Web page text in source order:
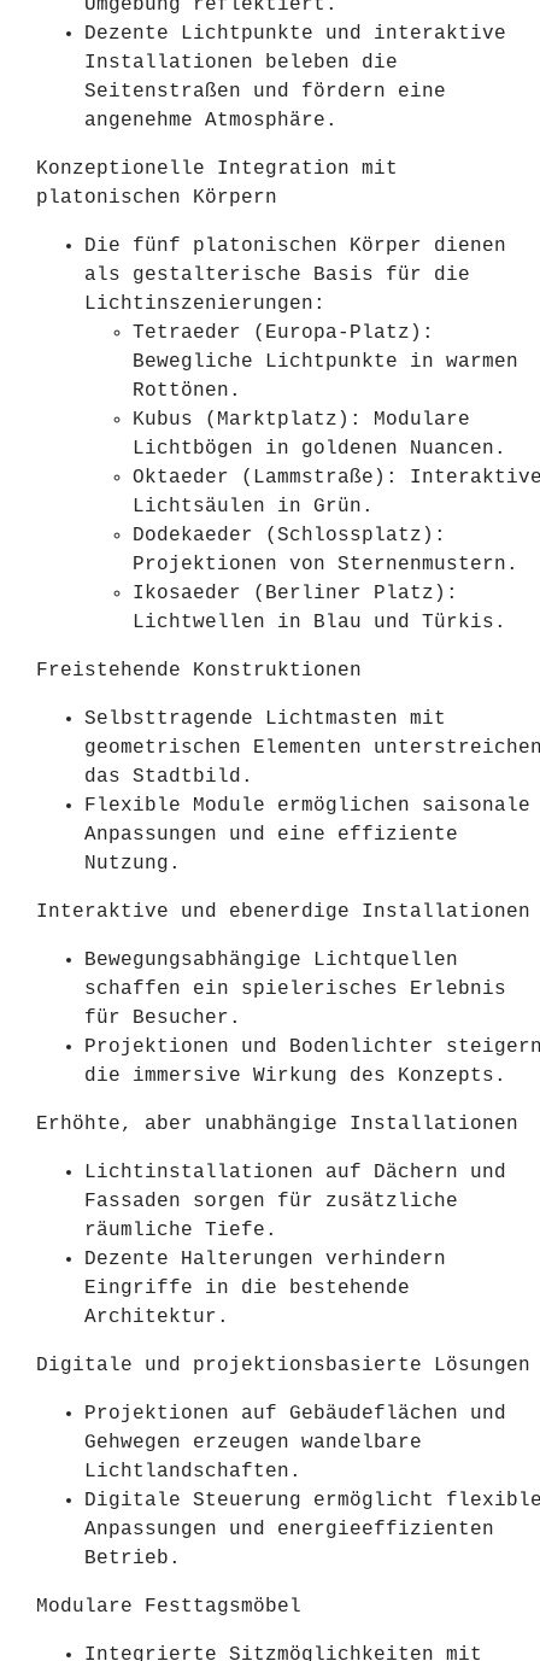
Umgebung reflektiert.
Dezente Lichtpunkte und interaktive
Installationen beleben die
Seitenstraßen und fördern eine
angenehme Atmosphäre.
Konzeptionelle Integration mit
platonischen Körpern
Die fünf platonischen Körper dienen
als gestalterische Basis für die
Lichtinszenierungen:
Tetraeder (Europa-Platz):
Bewegliche Lichtpunkte in warmen
Rottönen.
Kubus (Marktplatz):
Modulare
Lichtbögen in goldenen Nuancen.
Oktaeder (Lammstraße):
Lichtsäulen in Grün.
Dodekaeder (Schlossplatz):
Projektionen von Sternenmustern.
Ikosaeder (Berliner Platz):
Lichtwellen in Blau und Türkis.
Freistehende Konstruktionen
Selbsttragende Lichtmasten mit
geometrischen Elementen
das Stadtbild.
Flexible Module ermöglichen saisonale
Anpassungen und eine effiziente
Nutzung.
Interaktive und ebenerdige Installationen
Bewegungsabhängige Lichtquellen
schaffen ein spielerisches Erlebnis
für Besucher.
Projektionen und Bodenlichter
die immersive Wirkung des Konzepts.
Erhöhte, aber unabhängige Installationen
Lichtinstallationen auf Dächern und
Fassaden sorgen für zusätzliche
räumliche Tiefe.
Dezente Halterungen verhindern
Eingriffe in die bestehende
Architektur.
Digitale und projektionsbasierte Lösungen
Projektionen auf Gebäudeflächen und
Gehwegen erzeugen wandelbare
Lichtlandschaften.
Digitale Steuerung ermöglicht
Anpassungen und energieeffizienten
Betrieb.
Modulare Festtagsmöbel
Integrierte Sitzmöglichkeiten mit